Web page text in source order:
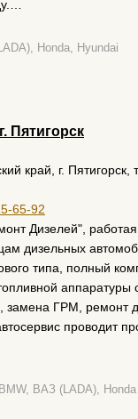
Honda, Hyundai
Пятигорск
край, г. Пятигорск,
65-92
Дизелей", работая
дизельных
типа, полный
замена ГРМ, ремонт
проводит
ВАЗ (LADA), Honda